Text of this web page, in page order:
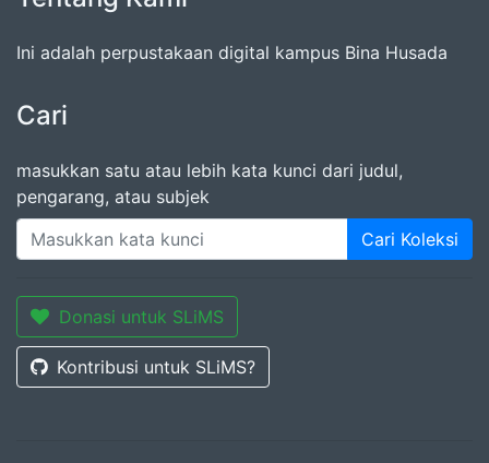
Ini adalah perpustakaan digital kampus Bina Husada
Cari
masukkan satu atau lebih kata kunci dari judul,
pengarang, atau subjek
Cari Koleksi
Donasi untuk SLiMS
Kontribusi untuk SLiMS?